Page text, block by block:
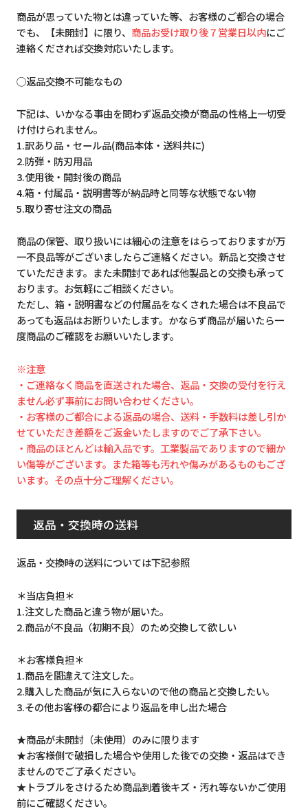
商品が思っていた物とは違っていた等、お客様のご都合の場合
でも、【未開封】に限り、 商品お受け取り後７営業日以内にご
連絡くだされば交換対応いたします。
◯返品交換不可能なもの
下記は、いかなる事由を問わず返品交換が商品の性格上一切受
け付けられません。
1.訳あり品・セール品(商品本体・送料共に)
2.防弾・防刃用品
3.使用後・開封後の商品
4.箱・付属品・説明書等が納品時と同等な状態でない物
5.取り寄せ注文の商品
商品の保管、取り扱いには細心の注意をはらっておりますが万
一不良品等がございましたらご連絡ください。新品と交換させ
ていただきます。また未開封であれば他製品との交換も承って
おります。お気軽にご相談ください。
ただし、箱・説明書などの付属品をなくされた場合は不良品で
あっても返品はお断りいたします。かならず商品が届いたら一
度商品のご確認をお願いいたします。
※注意
・ご連絡なく商品を直送された場合、返品・交換の受付を行え
ません必ず事前にお問い合わせください。
・お客様のご都合による返品の場合、送料・手数料は差し引か
せていただき差額をご返金いたしますのでご了承下さい。
・商品のほとんどは輸入品です。工業製品でありますので細か
い傷等がございます。また箱等も汚れや傷みがあるものもござ
います。その点十分ご理解ください。
返品・交換時の送料
返品・交換時の送料については下記参照
＊当店負担＊
1.注文した商品と違う物が届いた。
2.商品が不良品（初期不良）のため交換して欲しい
＊お客様負担＊
1.商品を間違えて注文した。
2.購入した商品が気に入らないので他の商品と交換したい。
3.その他お客様の都合により返品を申し出た場合
★商品が未開封（未使用）のみに限ります
★お客様側で破損した場合や使用した後での交換・返品はでき
ませんのでご了承ください。
★トラブルをさけるため商品到着後キズ・汚れ等ないかご使用
前にご確認ください。